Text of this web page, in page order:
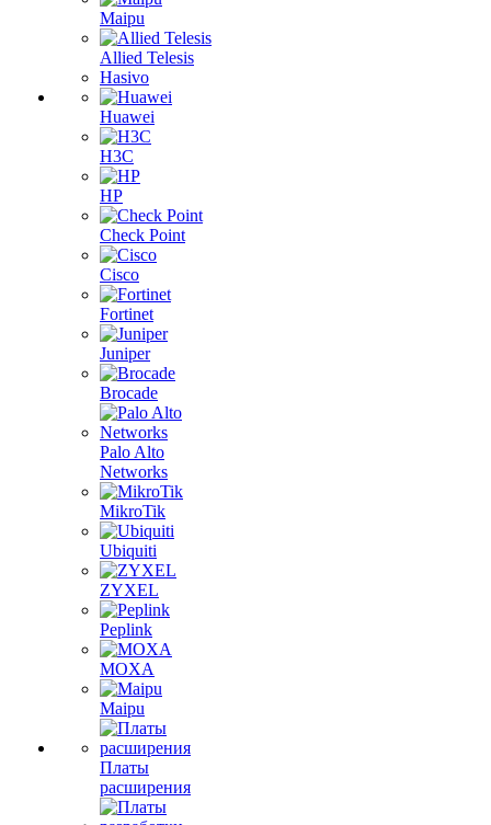
Maipu
Allied Telesis
Hasivo
Huawei
H3C
HP
Check Point
Cisco
Fortinet
Juniper
Brocade
Palo Alto
Networks
MikroTik
Ubiquiti
ZYXEL
Peplink
MOXA
Maipu
Платы
расширения